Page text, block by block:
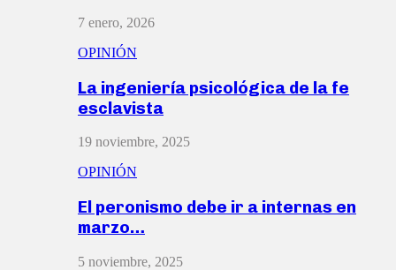
7 enero, 2026
OPINIÓN
La ingeniería psicológica de la fe
esclavista
19 noviembre, 2025
OPINIÓN
El peronismo debe ir a internas en
marzo…
5 noviembre, 2025